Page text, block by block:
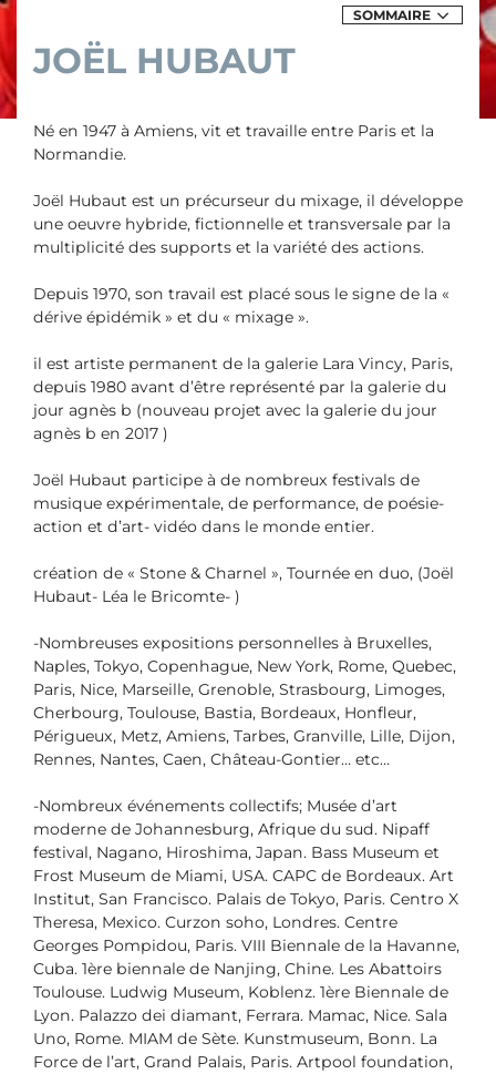
SOMMAIRE
DES
EXPOSITIONS
ÉVÈNEMENTS
JOËL HUBAUT
Né en 1947 à Amiens, vit et travaille entre Paris et la
Normandie.
Joël Hubaut est un précurseur du mixage, il développe
une oeuvre hybride, fictionnelle et transversale par la
multiplicité des supports et la variété des actions.
Depuis 1970, son travail est placé sous le signe de la «
dérive épidémik » et du « mixage ».
il est artiste permanent de la galerie Lara Vincy, Paris,
depuis 1980 avant d’être représenté par la galerie du
jour agnès b (nouveau projet avec la galerie du jour
agnès b en 2017 )
Joël Hubaut participe à de nombreux festivals de
musique expérimentale, de performance, de poésie-
action et d’art- vidéo dans le monde entier.
création de « Stone & Charnel », Tournée en duo, (Joël
Hubaut- Léa le Bricomte- )
-Nombreuses expositions personnelles à Bruxelles,
Naples, Tokyo, Copenhague, New York, Rome, Quebec,
Paris, Nice, Marseille, Grenoble, Strasbourg, Limoges,
Cherbourg, Toulouse, Bastia, Bordeaux, Honfleur,
Périgueux, Metz, Amiens, Tarbes, Granville, Lille, Dijon,
Rennes, Nantes, Caen, Château-Gontier… etc…
-Nombreux événements collectifs; Musée d’art
moderne de Johannesburg, Afrique du sud. Nipaff
festival, Nagano, Hiroshima, Japan. Bass Museum et
Frost Museum de Miami, USA. CAPC de Bordeaux. Art
Institut, San Francisco. Palais de Tokyo, Paris. Centro X
Theresa, Mexico. Curzon soho, Londres. Centre
Georges Pompidou, Paris. VIII Biennale de la Havanne,
Cuba. 1ère biennale de Nanjing, Chine. Les Abattoirs
Toulouse. Ludwig Museum, Koblenz. 1ère Biennale de
Lyon. Palazzo dei diamant, Ferrara. Mamac, Nice. Sala
Uno, Rome. MIAM de Sète. Kunstmuseum, Bonn. La
Force de l’art, Grand Palais, Paris. Artpool foundation,